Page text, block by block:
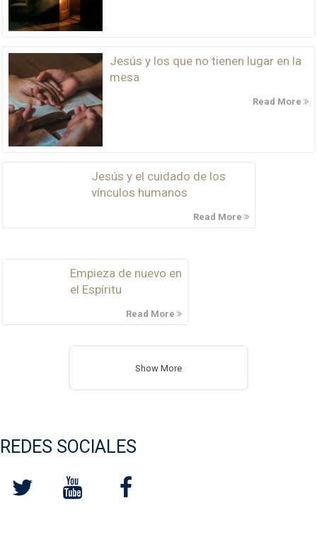
Jesús y los que no tienen lugar en la
mesa
Read More
Jesús y el cuidado de los
vínculos humanos
Read More
Empieza de nuevo en
el Espíritu
Read More
Show More
REDES SOCIALES